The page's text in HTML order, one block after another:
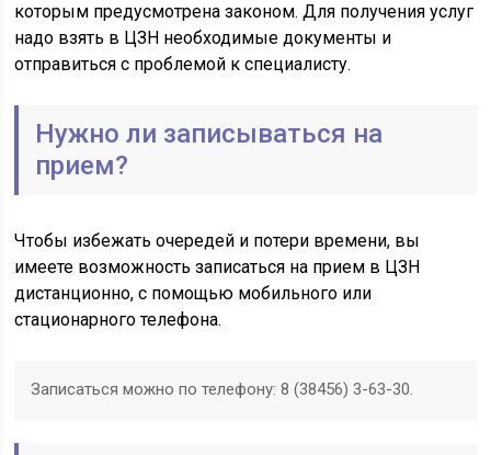
которым предусмотрена законом. Для получения услуг
надо взять в ЦЗН необходимые документы и
отправиться с проблемой к специалисту.
Нужно ли записываться на
прием?
Чтобы избежать очередей и потери времени, вы
имеете возможность записаться на прием в ЦЗН
дистанционно, с помощью мобильного или
стационарного телефона.
Записаться можно по телефону: 8 (38456) 3-63-30.